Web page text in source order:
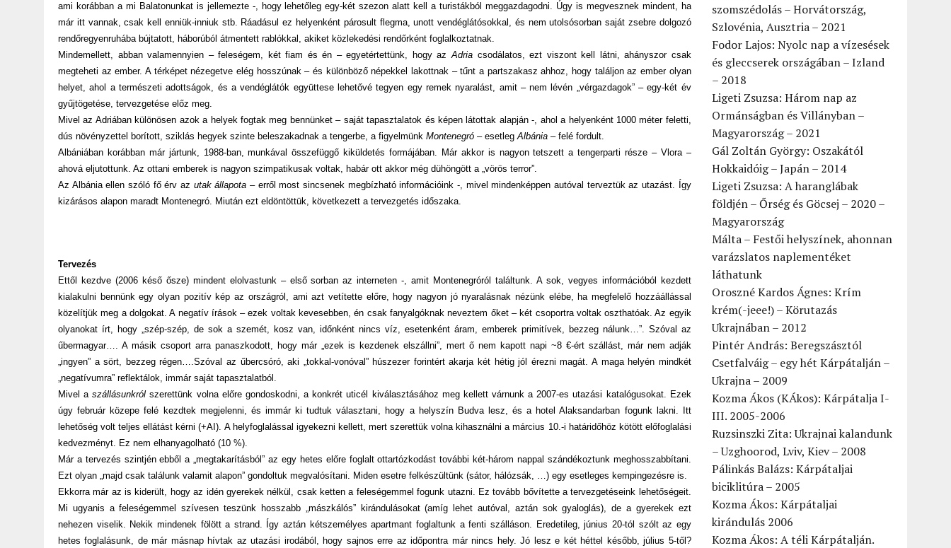
ami korábban a mi Balatonunkat is jellemezte -, hogy lehetőleg egy-két szezon alatt kell a turistákból meggazdagodni. Úgy is megvesznek mindent, ha
már itt vannak, csak kell enniük-inniuk stb. Ráadásul ez helyenként párosult flegma, unott vendéglátósokkal, és nem utolsósorban saját zsebre dolgozó
rendőregyenruhába bújtatott, háborúból átmentett rablókkal, akiket közlekedési rendőrként foglalkoztatnak.
Mindemellett, abban valamennyien – feleségem, két fiam és én – egyetértettünk, hogy azAdria csodálatos, ezt viszont kell látni, ahányszor csak
megteheti az ember. A térképet nézegetve elég hosszúnak – és különböző népekkel lakottnak – tűnt a partszakasz ahhoz, hogy találjon az ember olyan
helyet, ahol a természeti adottságok, és a vendéglátók együttese lehetővé tegyen egy remek nyaralást, amit – nem lévén „vérgazdagok” – egy-két év
gyűjtögetése, tervezgetése előz meg.
Mivel az Adriában különösen azok a helyek fogtak meg bennünket – saját tapasztalatok és képen látottak alapján -, ahol a helyenként 1000 méter feletti,
dús növényzettel borított, sziklás hegyek szinte beleszakadnak a tengerbe, a figyelmünk Montenegró – esetlegAlbánia – felé fordult.
Albániában korábban már jártunk, 1988-ban, munkával összefüggő kiküldetés formájában. Már akkor is nagyon tetszett a tengerparti része – Vlora –
ahová eljutottunk. Az ottani emberek is nagyon szimpatikusak voltak, habár ott akkor még dühöngött a „vörös terror”.
Az Albánia ellen szóló fő érv az utak állapota – erről most sincsenek megbízható információink -, mivel mindenképpen autóval terveztük az utazást. Így
kizárásos alapon maradt Montenegró. Miután ezt eldöntöttük, következett a tervezgetés időszaka.
Tervezés
Ettől kezdve (2006 késő ősze) mindent elolvastunk – első sorban az interneten -, amit Montenegróról találtunk. A sok, vegyes információból kezdett
kialakulni bennünk egy olyan pozitív kép az országról, ami azt vetítette előre, hogy nagyon jó nyaralásnak nézünk elébe, ha megfelelő hozzáállással
közelítjük meg a dolgokat. A negatív írások – ezek voltak kevesebben, én csak fanyalgóknak neveztem őket – két csoportra voltak oszthatóak. Az egyik
olyanokat írt, hogy „szép-szép, de sok a szemét, kosz van, időnként nincs víz, esetenként áram, emberek primitívek, bezzeg nálunk…”. Szóval az
űbermagyar…. A másik csoport arra panaszkodott, hogy már „ezek is kezdenek elszállni”, mert ő nem kapott napi ~8 €-ért szállást, már nem adják
„ingyen” a sört, bezzeg régen….Szóval az űbercsóró, aki „tokkal-vonóval” húszezer forintért akarja két hétig jól érezni magát. A maga helyén mindkét
„negatívumra” reflektálok, immár saját tapasztalatból.
Mivel aszállásunkról szerettünk volna előre gondoskodni, a konkrét uticél kiválasztásához meg kellett várnunk a 2007-es utazási katalógusokat. Ezek
úgy február közepe felé kezdtek megjelenni, és immár ki tudtuk választani, hogy a helyszín Budva lesz, és a hotel Alaksandarban fogunk lakni. Itt
lehetőség volt teljes ellátást kérni (+AI). A helyfoglalással igyekezni kellett, mert szerettük volna kihasználni a március 10.-i határidőhöz kötött előfoglalási
kedvezményt. Ez nem elhanyagolható (10 %).
Már a tervezés szintjén ebből a „megtakarításból” az egy hetes előre foglalt ottartózkodást további két-három nappal szándékoztunk meghosszabbítani.
Ezt olyan „majd csak találunk valamit alapon” gondoltuk megvalósítani. Miden esetre felkészültünk (sátor, hálózsák, …) egy esetleges kempingezésre is.
Ekkorra már az is kiderült, hogy az idén gyerekek nélkül, csak ketten a feleségemmel fogunk utazni. Ez tovább bővítette a tervezgetéseink lehetőségeit.
Mi ugyanis a feleségemmel szívesen teszünk hosszabb „mászkálós” kirándulásokat (amíg lehet autóval, aztán sok gyaloglás), de a gyerekek ezt
nehezen viselik. Nekik mindenek fölött a strand. Így aztán kétszemélyes apartmant foglaltunk a fenti szálláson. Eredetileg, június 20-tól szólt az egy
hetes foglalásunk, de már másnap hívtak az utazási irodából, hogy sajnos erre az időpontra már nincs hely. Jó lesz e két héttel később, július 5-től?
szomszédolás – Horvátország,
Szlovénia, Ausztria – 2021
Fodor Lajos: Nyolc nap a vízesések
és gleccserek országában – Izland
– 2018
Ligeti Zsuzsa: Három nap az
Ormánságban és Villányban –
Magyarország – 2021
Gál Zoltán György: Oszakától
Hokkaidóig – Japán – 2014
Ligeti Zsuzsa: A haranglábak
földjén – Őrség és Göcsej – 2020 –
Magyarország
Málta – Festői helyszínek, ahonnan
varázslatos naplementéket
láthatunk
Oroszné Kardos Ágnes: Krím
krém(-jeee!) – Körutazás
Ukrajnában – 2012
Pintér András: Beregszásztól
Csetfalváig – egy hét Kárpátalján –
Ukrajna – 2009
Kozma Ákos (KÁkos): Kárpátalja I-
III. 2005-2006
Ruzsinszki Zita: Ukrajnai kalandunk
– Uzghoorod, Lviv, Kiev – 2008
Pálinkás Balázs: Kárpátaljai
biciklitúra – 2005
Kozma Ákos: Kárpátaljai
kirándulás 2006
Kozma Ákos: A téli Kárpátalján.